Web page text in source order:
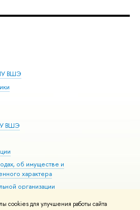
cookies для улучшения работы сайта
ВШЭ
ВШЭ
об имуществе и
характера
организации
здоровья